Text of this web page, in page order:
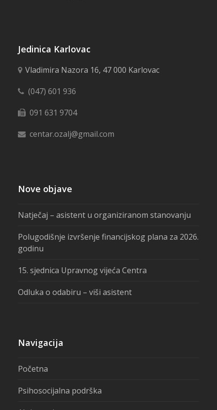
Jedinica Karlovac
Vladimira Nazora 16, 47 000 Karlovac
(047) 601 936
091 631 9704
centar.ozalj@gmail.com
Nove objave
Natječaj – asistent u organiziranom stanovanju
Polugodišnje izvršenje financijskog plana za 2026.
godinu
15. sjednica Upravnog vijeća Centra
Odluka o odabiru – viši asistent
Navigacija
Početna
Psihosocijalna podrška